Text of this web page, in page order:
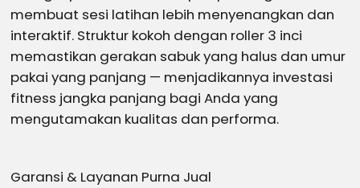
membuat sesi latihan lebih menyenangkan dan
interaktif. Struktur kokoh dengan roller 3 inci
memastikan gerakan sabuk yang halus dan umur
pakai yang panjang — menjadikannya investasi
fitness jangka panjang bagi Anda yang
mengutamakan kualitas dan performa.
Garansi & Layanan Purna Jual